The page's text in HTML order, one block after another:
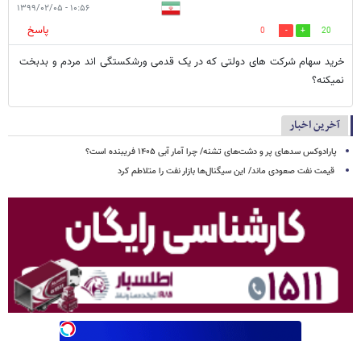
۱۰:۵۶ - ۱۳۹۹/۰۲/۰۵
20
0
پاسخ
خرید سهام شرکت های دولتی که در یک قدمی ورشکستگی اند مردم و بدبخت
نمیکنه؟
آخرین اخبار
پارادوکس سدهای پر و دشت‌های تشنه/ چرا آمار آبی ۱۴۰۵ فریبنده است؟
قیمت نفت صعودی ماند/ این سیگنال‌ها بازار نفت را متلاطم کرد